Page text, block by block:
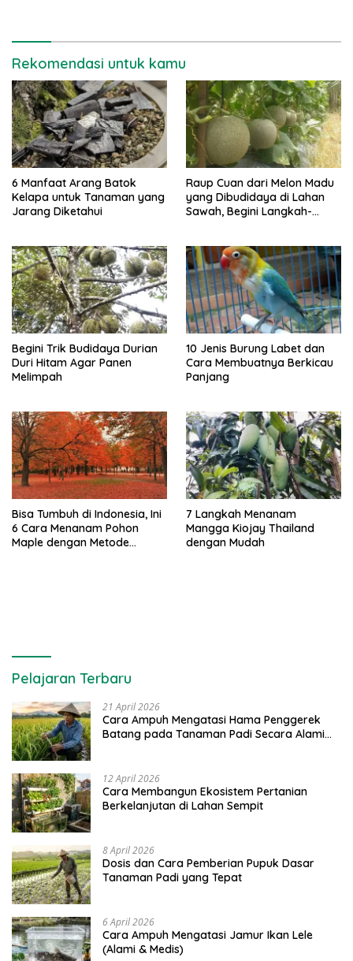
Rekomendasi untuk kamu
6 Manfaat Arang Batok
Kelapa untuk Tanaman yang
Jarang Diketahui
Raup Cuan dari Melon Madu
yang Dibudidaya di Lahan
Sawah, Begini Langkah-
Begini Trik Budidaya Durian
Duri Hitam Agar Panen
Melimpah
10 Jenis Burung Labet dan
Cara Membuatnya Berkicau
Panjang
Bisa Tumbuh di Indonesia, Ini
6 Cara Menanam Pohon
Maple dengan Metode
7 Langkah Menanam
Mangga Kiojay Thailand
dengan Mudah
Pelajaran Terbaru
21 April 2026
Cara Ampuh Mengatasi Hama Penggerek
Batang pada Tanaman Padi Secara Alami
12 April 2026
Cara Membangun Ekosistem Pertanian
Berkelanjutan di Lahan Sempit
8 April 2026
Dosis dan Cara Pemberian Pupuk Dasar
Tanaman Padi yang Tepat
6 April 2026
Cara Ampuh Mengatasi Jamur Ikan Lele
(Alami & Medis)